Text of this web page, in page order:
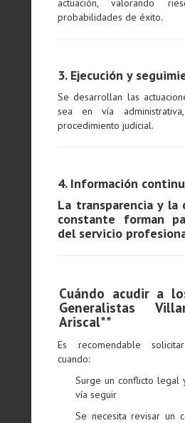
actuación, valorando
probabilidades de éxito.
3. Ejecución y
Se desarrollan las
sea en vía
procedimiento judicial.
4. Información
La transparencia y la
constante forman
del servicio
Cuándo acudir a
Generalistas
Ariscal**
Es recomendable
cuando:
Surge un conflicto legal
vía seguir
Se necesita revisar un